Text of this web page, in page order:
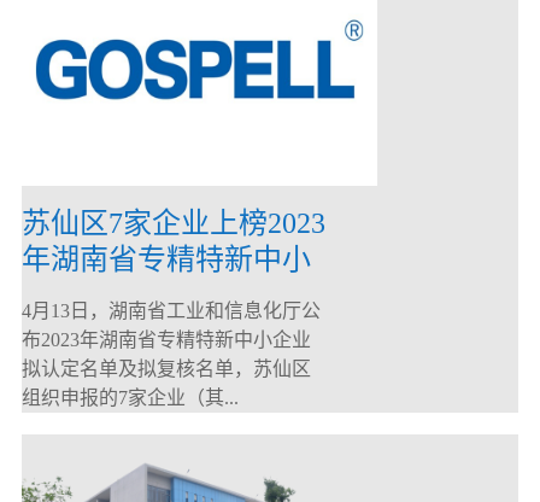
苏仙区7家企业上榜2023
年湖南省专精特新中小
企业
4月13日，湖南省工业和信息化厅公
布2023年湖南省专精特新中小企业
拟认定名单及拟复核名单，苏仙区
组织申报的7家企业（其...